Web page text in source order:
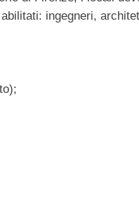
ingegneri,